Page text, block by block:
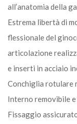
all’anatomia della
Estrema libertà di
flessionale del
articolazione
e inserti in acciaio
Conchiglia rotulare
Interno removibile
Fissaggio